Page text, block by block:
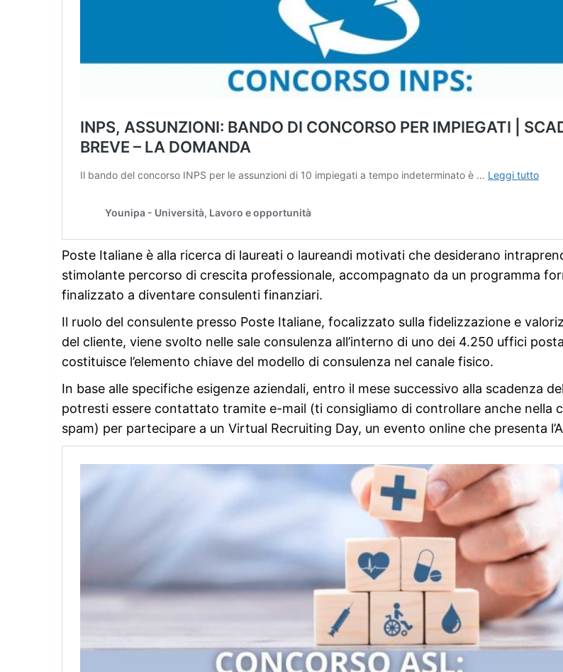
Poste Italiane è alla ricerca di laureati o laureandi motivati che desiderano
stimolante percorso di crescita professionale, accompagnato da un programma
finalizzato a diventare consulenti finanziari.
Il ruolo del consulente presso Poste Italiane, focalizzato sulla fidelizzazione e
del cliente, viene svolto nelle sale consulenza all’interno di uno dei 4.250 uffici
costituisce l’elemento chiave del modello di consulenza nel canale fisico.
In base alle specifiche esigenze aziendali, entro il mese successivo alla scadenza
potresti essere contattato tramite e-mail (ti consigliamo di controllare anche nella
spam) per partecipare a un Virtual Recruiting Day, un evento online che presenta